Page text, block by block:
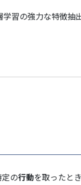
習の強力な特徴抽
の行動を取ったと